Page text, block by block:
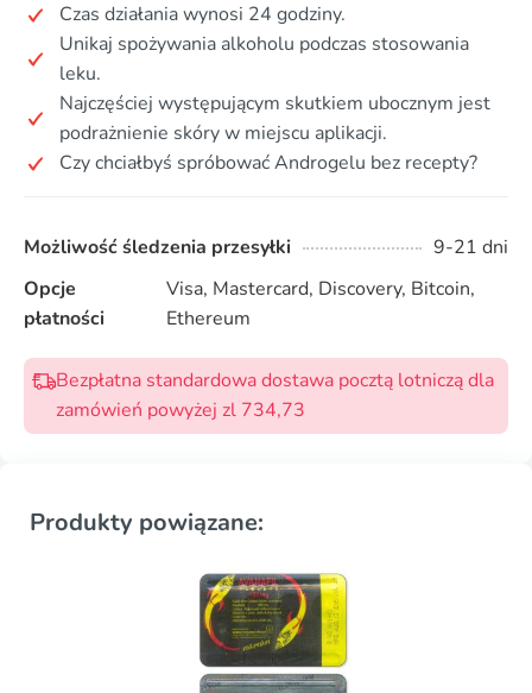
Czas działania wynosi 24 godziny.
Unikaj spożywania alkoholu podczas stosowania
leku.
Najczęściej występującym skutkiem ubocznym jest
podrażnienie skóry w miejscu aplikacji.
Czy chciałbyś spróbować Androgelu bez recepty?
Możliwość śledzenia przesyłki
9-21 dni
Opcje
płatności
Visa, Mastercard, Discovery, Bitcoin,
Ethereum
Bezpłatna standardowa dostawa pocztą lotniczą dla
zamówień powyżej zl 734,73
Produkty powiązane: